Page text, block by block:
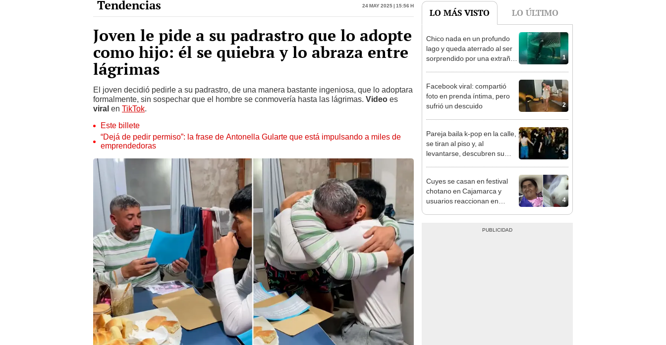
Tendencias 24 May 2025 | 15:56 h
Joven le pide a su padrastro que lo adopte
como hijo: él se quiebra y lo abraza entre
lágrimas
El joven decidió pedirle a su padrastro, de una manera bastante ingeniosa, que lo adoptara
formalmente, sin sospechar que el hombre se conmovería hasta las lágrimas. Video es
viral en TikTok.
Este billete
“Dejá de pedir permiso”: la frase de Antonella Gularte que está impulsando a miles de
emprendedoras
LO MÁS VISTO LO ÚLTIMO
1
Chico nada en un profundo
lago y queda aterrado al ser
sorprendido por una extraña
2
Facebook viral: compartió
foto en prenda íntima, pero
sufrió un descuido
3
Pareja baila k-pop en la calle,
se tiran al piso y, al
levantarse, descubren su
4
Cuyes se casan en festival
chotano en Cajamarca y
usuarios reaccionan en